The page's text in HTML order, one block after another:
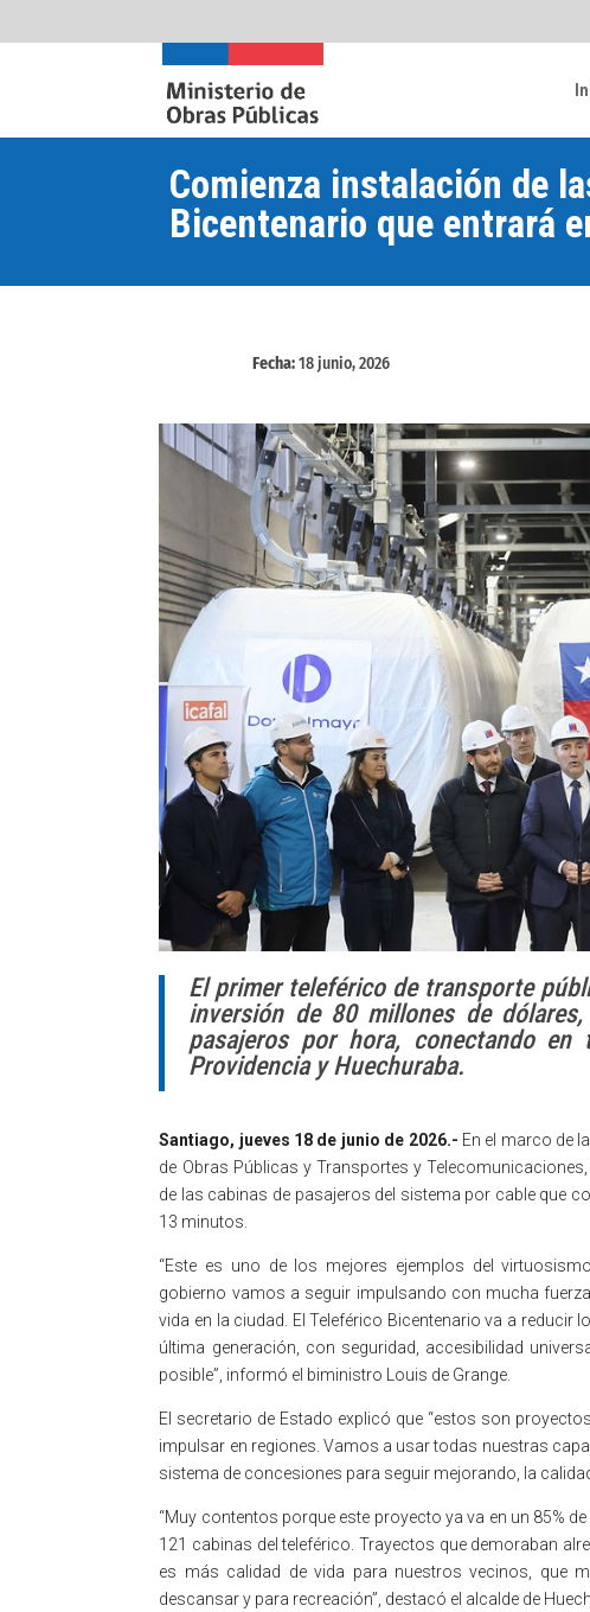
Comienza instalación de
Bicentenario que entrará
Fecha:18 junio, 2026
El primer teleférico de transporte
inversión de 80 millones de
pasajeros por hora, conectando
Providencia y Huechuraba.
Santiago, jueves 18 de junio de 2026.- En el marco de
de Obras Públicas y Transportes y
de las cabinas de pasajeros del sistema por cable que
13 minutos.
“Este es uno de los mejores ejemplos del
gobierno vamos a seguir impulsando con mucha
vida en la ciudad. El Teleférico Bicentenario va a
última generación, con seguridad, accesibilidad
posible”, informó el biministro Louis de Grange.
El secretario de Estado explicó que “estos son
impulsar en regiones. Vamos a usar todas nuestras
sistema de concesiones para seguir mejorando, la
“Muy contentos porque este proyecto ya va en un 85%
121 cabinas del teleférico. Trayectos que demoraban
es más calidad de vida para nuestros vecinos, que
descansar y para recreación”, destacó el alcalde de